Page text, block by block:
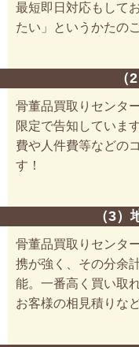
最短即日対応もして
たい」というかたの
骨董品買取りセンタ
限定で告知していま
費や人件費等などの
す！
（3
骨董品買取りセンタ
携が強く、その分余
能。一番高く買い取
お客様の相見積りな